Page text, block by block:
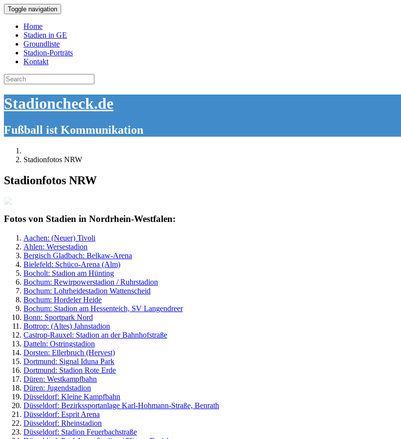
Toggle navigation
Home
Stadien in GE
Groundliste
Stadion-Porträts
Kontakt
Search
for:
Stadioncheck.de
Fußball ist Kommunikation
Stadionfotos NRW
Stadionfotos NRW
Fotos von Stadien in Nordrhein-Westfalen:
Aachen: (Neuer) Tivoli
Ahlen: Wersestadion
Bergisch Gladbach: Belkaw-Arena
Bielefeld: Schüco-Arena (Alm)
Bocholt: Stadion am Hünting
Bochum: Rewirpowerstadion / Ruhrstadion
Bochum: Lohrheidestadion Wattenscheid
Bochum: Hordeler Heide
Bochum: Stadion am Hessenteich, SV Langendreer
Bonn: Sportpark Nord
Bottrop: (Altes) Jahnstadion
Castrop-Rauxel: Stadion an der Bahnhofstraße
Datteln: Ostringstadion
Dorsten: Ellerbruch (Hervest)
Dortmund: Signal Iduna Park
Dortmund: Stadion Rote Erde
Düren: Westkampfbahn
Düren: Jugendstadion
Düsseldorf: Kleine Kampfbahn
Düsseldorf: Bezirkssportanlage Karl-Hohmann-Straße, Benrath
Düsseldorf: Esprit Arena
Düsseldorf: Rheinstadion
Düsseldorf: Stadion Feuerbachstraße